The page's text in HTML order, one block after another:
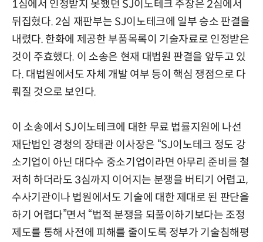
1심에서 인정받지 못했던 SJ이노테크 주장은 2심에서
뒤집혔다. 2심 재판부는 SJ이노테크에 일부 승소 판결을
내렸다. 한화에 제공한 부품목록이 기술자료로 인정받은
것이 주효했다. 이 소송은 현재 대법원 판결을 앞두고 있
다. 대법원에서도 자체 개발 여부 등이 핵심 쟁점으로 다
뤄질 것으로 보인다.
이 소송에서 SJ이노테크에 대한 무료 법률지원에 나선
재단법인 경청의 장태관 이사장은 “SJ이노테크 정도 강
소기업이 아닌 대다수 중소기업이라면 아무리 준비를 철
저히 하더라도 3심까지 이어지는 분쟁을 버티기 어렵고,
수사기관이나 법원에서도 기술에 대한 제대로 된 판단을
하기 어렵다”면서 “법적 분쟁을 되풀이하기보다는 조정
제도를 통해 사전에 피해를 줄이도록 정부가 기술침해평